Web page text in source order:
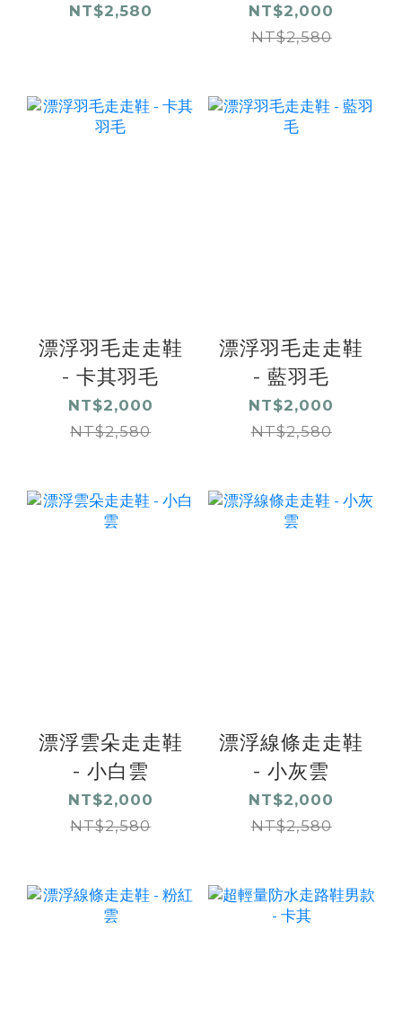
NT$2,580
NT$2,000
NT$2,580
漂浮羽毛走走鞋
- 卡其羽毛
NT$2,000
NT$2,580
漂浮羽毛走走鞋
- 藍羽毛
NT$2,000
NT$2,580
漂浮雲朵走走鞋
- 小白雲
NT$2,000
NT$2,580
漂浮線條走走鞋
- 小灰雲
NT$2,000
NT$2,580